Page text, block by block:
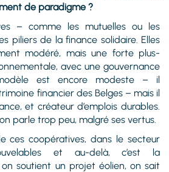
de paradigme ?
– comme les mutuelles ou les
piliers de la finance solidaire. Elles
modéré, mais une forte plus-
avec une gouvernance
est encore modeste – il
financier des Belges – mais il
et créateur d’emplois durables.
parle trop peu, malgré ses vertus.
ces coopératives, dans le secteur
et au-delà, c’est la
soutient un projet éolien, on sait